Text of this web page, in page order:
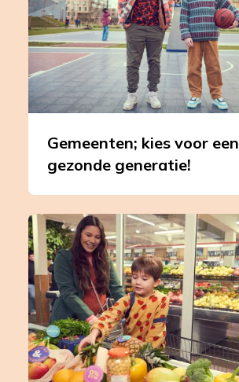
Gemeenten; kies voor een
gezonde generatie!
kies
voor
een
gezonde
generatie!
Leer
meer
over
De
Gezonde
Generatie.
Geen
magie,
maar